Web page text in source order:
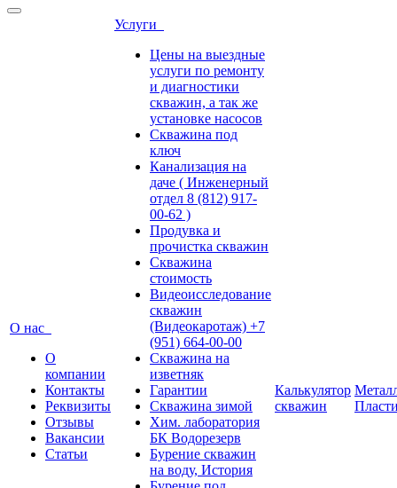
О нас
О
компании
Контакты
Реквизиты
Отзывы
Вакансии
Статьи
Услуги
Цены на выездные
услуги по ремонту
и диагностики
скважин, а так же
установке насосов
Скважина под
ключ
Канализация на
даче ( Инженерный
отдел 8 (812) 917-
00-62 )
Продувка и
прочистка скважин
Скважина
стоимость
Видеоисследование
скважин
(Видеокаротаж) +7
(951) 664-00-00
Скважина на
изветняк
Гарантии
Скважина зимой
Хим. лаборатория
БК Водорезерв
Бурение скважин
на воду, История
Калькулятор
скважин